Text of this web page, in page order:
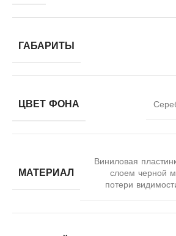
ГАБАРИТЫ
ЦВЕТ ФОНА
МАТЕРИАЛ
Виниловая
слоем черной
потери